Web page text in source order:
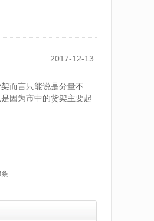
2017-12-13
而言只能说是分量不
因为市中的货架主要起
条